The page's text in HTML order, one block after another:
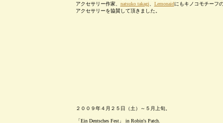
アクセサリー作家、 natsuko takagi Lemonaidにもキノコモチーフ
アクセサリーを協賛して頂きました。
２００９年４月２５日（土）～５月上旬。
「Ein Dentsches Fest」 in Robin's Patch.